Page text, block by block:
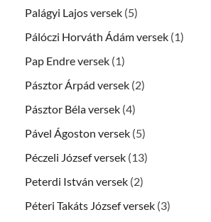
Palágyi Lajos versek (5)
Pálóczi Horváth Ádám versek (1)
Pap Endre versek (1)
Pásztor Árpád versek (2)
Pásztor Béla versek (4)
Pável Ágoston versek (5)
Péczeli József versek (13)
Peterdi István versek (2)
Péteri Takáts József versek (3)